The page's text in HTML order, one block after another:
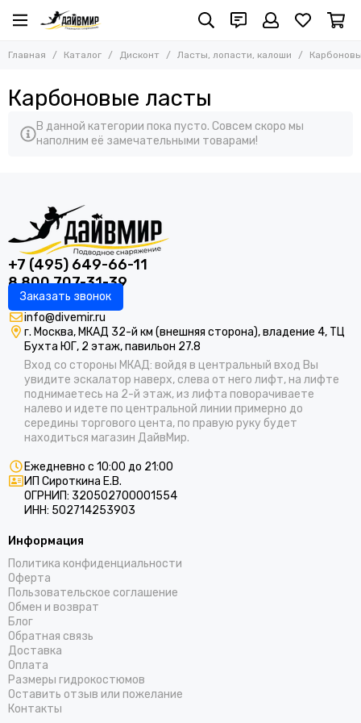
Главная Каталог Дисконт Ласты, лопасти, калоши
Карбоновые ласты
В данной категории пока пусто. Совсем скоро мы
наполним её замечательными товарами!
+7 (495) 649-66-11
8 800 707-31-39
Заказать звонок
info@divemir.ru
г. Москва, МКАД 32-й км (внешняя сторона), владение 4, ТЦ
Бухта ЮГ, 2 этаж, павильон 27.8
Вход со стороны МКАД: войдя в центральный вход Вы
увидите эскалатор наверх, слева от него лифт, на лифте
поднимаетесь на 2-й этаж, из лифта поворачиваете
налево и идете по центральной линии примерно до
середины торгового цента, по правую руку будет
находиться магазин ДайвМир.
Ежедневно с 10:00 до 21:00
ИП Сироткина Е.В.
ОГРНИП: 320502700001554
ИНН: 502714253903
Информация
Политика конфиденциальности
Оферта
Пользовательское соглашение
Обмен и возврат
Блог
Обратная связь
Доставка
Оплата
Размеры гидрокостюмов
Оставить отзыв или пожелание
Контакты